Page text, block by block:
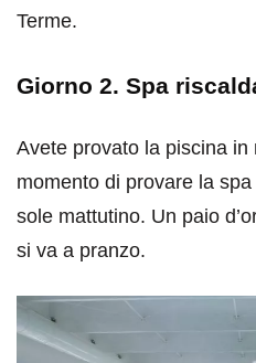
Terme.
Giorno 2. Spa
Avete provato la piscina in
momento di provare la
sole mattutino. Un paio
si va a pranzo.